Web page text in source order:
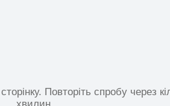
Повторіть спробу через